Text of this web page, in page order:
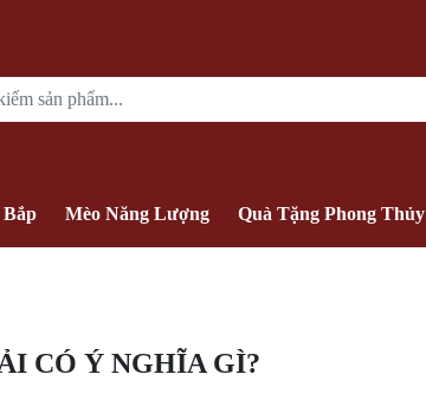
Bắp Mèo Năng Lượng Quà Tặng Phong Thủy
CÓ Ý NGHĨA GÌ?